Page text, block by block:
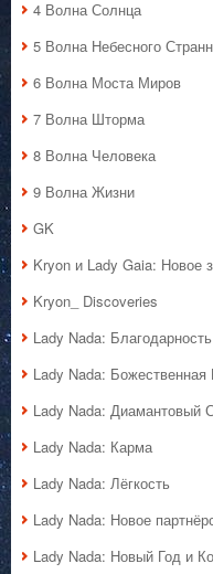
4 Волна Солнца
5 Волна Небесного
6 Волна Моста Миров
7 Волна Шторма
8 Волна Человека
9 Волна Жизни
GK
Kryon и Lady Gaia: Новое
Kryon_ Discoveries
Lady Nada:
Lady Nada:
Lady Nada: Диамантовый
Lady Nada: Карма
Lady Nada: Лёгкость
Lady Nada: Новое
Lady Nada: Новый Год и